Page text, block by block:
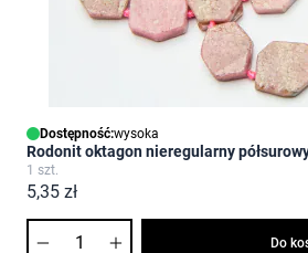
Dostępność:wysoka
Rodonit oktagon nieregularny
1 szt.
5,35 zł
Do